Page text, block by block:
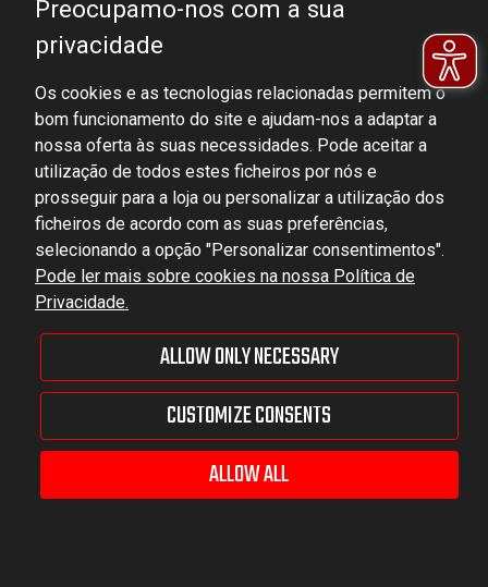
DOMINATOR GROUP Sp. z o.o.
Ludowa 59, 43-514 Kaniów, POLAND
VAT ID No.: 6521751083
dominator@dominator.pl
© Copyright 2022 | Dominator Group Sp. z o. o.
VEJA A VERSÃO COMPLETA DO SITE
Preocupamo-nos com a sua
privacidade
Os cookies e as tecnologias relacionadas permitem o
bom funcionamento do site e ajudam-nos a adaptar a
nossa oferta às suas necessidades. Pode aceitar a
utilização de todos estes ficheiros por nós e
prosseguir para a loja ou personalizar a utilização dos
ficheiros de acordo com as suas preferências,
selecionando a opção "Personalizar consentimentos".
Pode ler mais sobre cookies na nossa Política de
Privacidade.
ALLOW ONLY NECESSARY
CUSTOMIZE CONSENTS
ALLOW ALL